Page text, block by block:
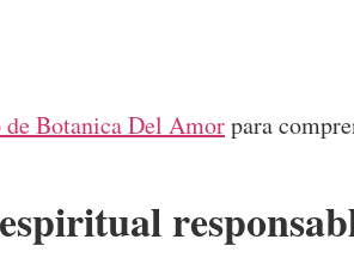
Botanica Del Amorpara